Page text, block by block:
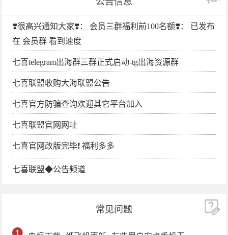
❣️很高兴通知大家❣️： 会员三群福利前100名额❣️： 已发布
在 会员群 看到速度
七喜telegram出海群三群正式启动-tg出海资源群
七喜联盟收购大海联盟公告
七喜官方防骗查询欢迎其它平台加入
七喜联盟官网网址
七喜官网改版完毕❗️ 福利多多
七喜联盟◆公告频道
常见问题